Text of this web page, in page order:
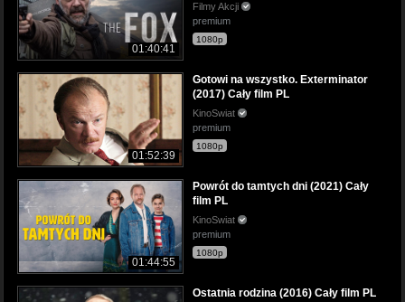
01:40:41
Filmy Akcji
premium
1080p
01:52:39
Gotowi na wszystko. Exterminator
(2017) Cały film PL
KinoSwiat
premium
1080p
01:44:55
Powrót do tamtych dni (2021) Cały
film PL
KinoSwiat
premium
1080p
Ostatnia rodzina (2016) Cały film PL